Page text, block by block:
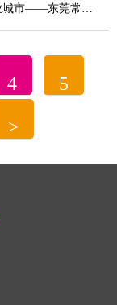
城市——东莞常
产品、电子、美
工的公司，东莞
信、实力和产品
友莅临参观、指
4 5
>